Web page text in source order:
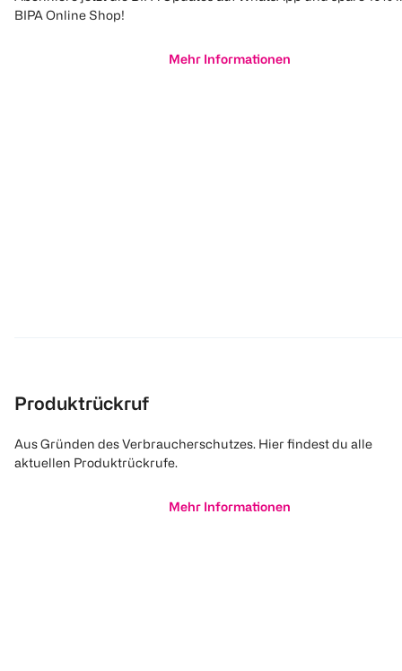
BIPA Online Shop!
Mehr Informationen
Produktrückruf
Aus Gründen des Verbraucherschutzes. Hier findest du alle
aktuellen Produktrückrufe.
Mehr Informationen